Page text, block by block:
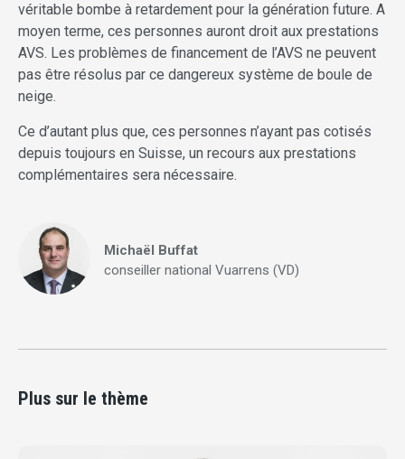
véritable bombe à retardement pour la génération future. A
moyen terme, ces personnes auront droit aux prestations
AVS. Les problèmes de financement de l’AVS ne peuvent
pas être résolus par ce dangereux système de boule de
neige.
Ce d’autant plus que, ces personnes n’ayant pas cotisés
depuis toujours en Suisse, un recours aux prestations
complémentaires sera nécessaire.
Michaël Buffat
conseiller national Vuarrens (VD)
Plus sur le thème